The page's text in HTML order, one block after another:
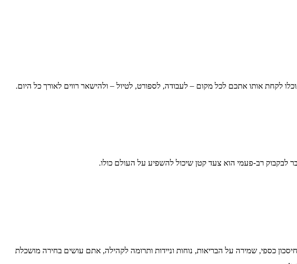
לקחת אותו אתכם לכל מקום – לעבודה, לספורט, לטיול – ולהישאר רווים לאורך כל היום.
רב-פעמי הוא צעד קטן שיכול להשפיע על העולם כולו.
כספי, שמירה על הבריאות, נוחות וניידות ותרומה לקהילה, אתם עושים בחירה מושכלת